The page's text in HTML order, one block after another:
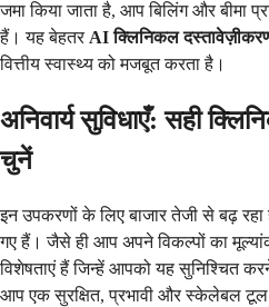
जमा किया जाता है, आप बिलिंग और बीमा
हैं। यह बेहतर AI क्लिनिकल
वित्तीय स्वास्थ्य को मजबूत करता है।
अनिवार्य सुविधाएँ: सही
चुनें
इन उपकरणों के लिए बाजार तेजी से बढ़
गए हैं। जैसे ही आप अपने विकल्पों का
विशेषताएं हैं जिन्हें आपको यह सुनिश्चित
आप एक सुरक्षित, प्रभावी और स्केलेबल